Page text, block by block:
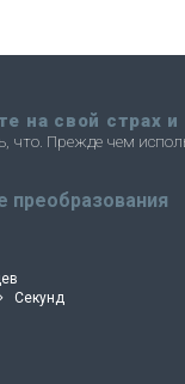
на свой страх и
что. Прежде чем
преобразования
Секунд